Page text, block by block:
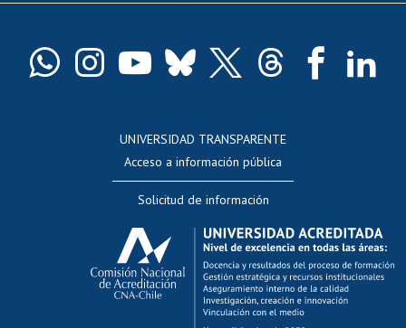
Docentes
Evaluación docente
Calificación académica
Postulación al AUCAI
Funcionarias/os
Cursos internos de capacitación
UNIVERSIDAD TRANSPARENTE
Acceso a información pública
Solicitud de información